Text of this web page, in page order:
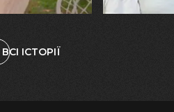
ВСІ ІСТОРІЇ